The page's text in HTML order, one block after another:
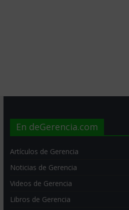
En deGerencia.com
Artículos de Gerencia
Noticias de Gerencia
Videos de Gerencia
Libros de Gerencia